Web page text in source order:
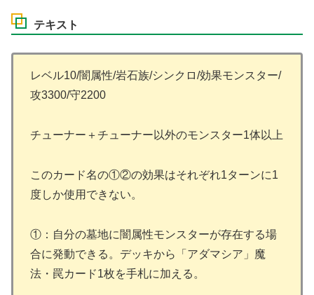
テキスト
レベル10/闇属性/岩石族/シンクロ/効果モンスター/
攻3300/守2200
チューナー＋チューナー以外のモンスター1体以上
このカード名の①②の効果はそれぞれ1ターンに1
度しか使用できない。
①：自分の墓地に闇属性モンスターが存在する場
合に発動できる。デッキから「アダマシア」魔
法・罠カード1枚を手札に加える。